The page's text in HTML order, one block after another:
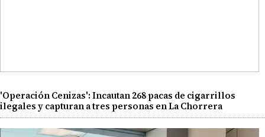
'Operación Cenizas': Incautan 268 pacas de cigarrillos
ilegales y capturan a tres personas en La Chorrera